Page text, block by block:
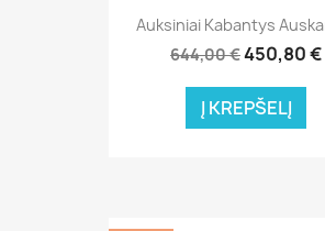
Auksiniai Kabantys
644,00 €450,80 €
Į KREPŠELĮ